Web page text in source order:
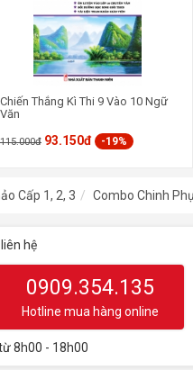
Chiến Thắng Kì Thi 9 Vào 10 Ngữ
Văn
115.000đ 93.150đ -19%
Cấp 1, 2, 3 Combo Chinh
hệ
0909.354.135
Hotline mua hàng online
8h00 - 18h00